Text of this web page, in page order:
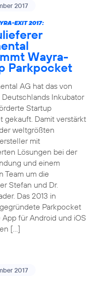
2017
EXIT 2017:
Wayra-
Parkpocket
AG hat das von
Inkubator
Startup
gekauft. Damit verstärkt
weltgrößten
mit
Lösungen bei der
und einem
Team um die
Stefan und Dr.
Das 2013 in
Parkpocket
für Android und iOS
[…]
2017